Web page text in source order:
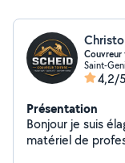
Saint-
4,2/5
Présentation
Bonjour je suis
matériel de